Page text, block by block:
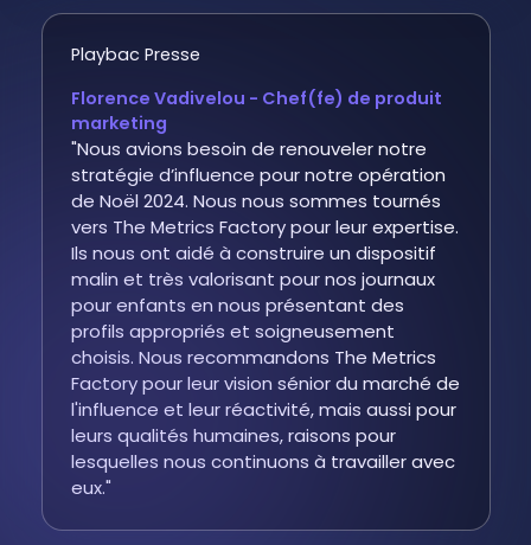
Playbac Presse
Florence Vadivelou - Chef(fe) de produit
marketing
"Nous avions besoin de renouveler notre
stratégie d’influence pour notre opération
de Noël 2024. Nous nous sommes tournés
vers The Metrics Factory pour leur expertise.
Ils nous ont aidé à construire un dispositif
malin et très valorisant pour nos journaux
pour enfants en nous présentant des
profils appropriés et soigneusement
choisis. Nous recommandons The Metrics
Factory pour leur vision sénior du marché de
l'influence et leur réactivité, mais aussi pour
leurs qualités humaines, raisons pour
lesquelles nous continuons à travailler avec
eux."